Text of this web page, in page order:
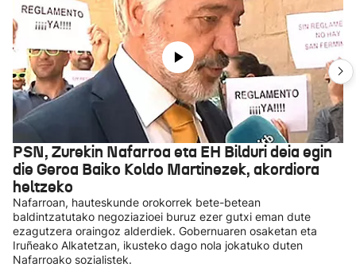
PSN, Zurekin Nafarroa eta EH Bilduri deia egin
die Geroa Baiko Koldo Martinezek, akordiora
heltzeko
Nafarroan, hauteskunde orokorrek bete-betean
baldintzatutako negoziazioei buruz ezer gutxi eman dute
ezagutzera oraingoz alderdiek. Gobernuaren osaketan eta
Iruñeako Alkatetzan, ikusteko dago nola jokatuko duten
Nafarroako sozialistek.